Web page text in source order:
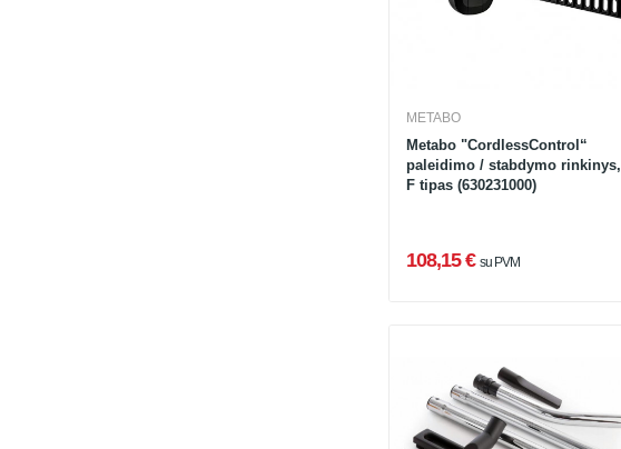
METABO
Metabo "CordlessControl“
paleidimo / stabdymo rinkinys,
F tipas (630231000)
108,15 € su PVM